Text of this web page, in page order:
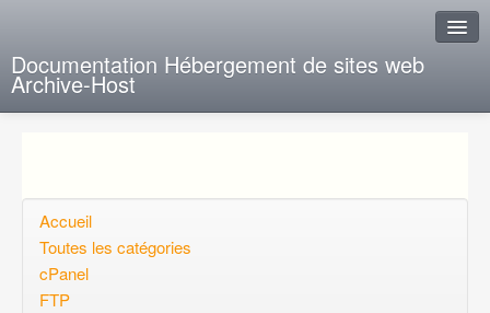
Documentation Hébergement de sites web
Archive-Host
Questions ouvertes
Voulez-vous vous inscrire?
Accueil
Toutes les catégories
cPanel
FTP